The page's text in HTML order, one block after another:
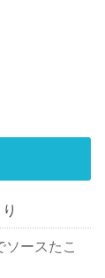
ースたこ